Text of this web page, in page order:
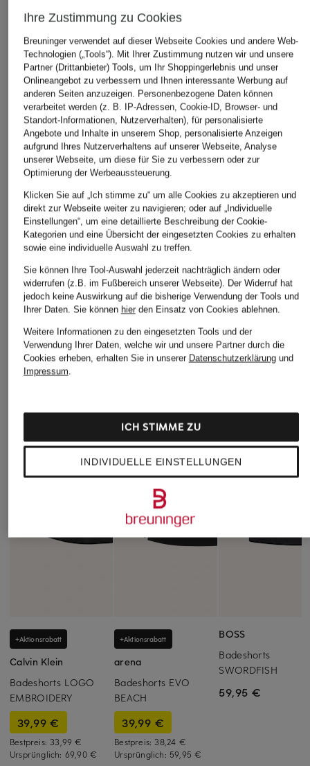
+Aktionsrabatt
BOSS
Badeshorts STARFISH
39,99 €
Bestpreis:33,99 €
Ursprünglich:49,95 €
+Aktionsrabatt
BOSS
Badeshorts TIO
59,99 €
Bestpreis:35,99 €
Ursprünglich:64,95 €
BOSS
Badeshorts
69,95 €
ÄHNLICHE ARTIKEL ENTDECKEN
+Aktionsrabatt
Calvin Klein
Badeshorts LOGO
EMBROIDERY
39,99 €
Bestpreis:33,99 €
Ursprünglich: 69,90 €
+Aktionsrabatt
arena
Badeshorts EVO
BEACH
39,99 €
Bestpreis:38,24 €
Ursprünglich: 59,95 €
BOSS
Badeshorts
SWORDFISH
59,95 €
Ihre Zustimmung zu Cookies
Breuninger verwendet auf dieser Webseite Cookies und andere Web-
Technologien („Tools“). Mit Ihrer Zustimmung nutzen wir und unsere
Partner (Drittanbieter) Tools, um Ihr Shoppingerlebnis und unser
Onlineangebot zu verbessern und Ihnen interessante Werbung auf
anderen Seiten anzuzeigen. Personenbezogene Daten können
verarbeitet werden (z. B. IP-Adressen, Cookie-ID, Browser- und
Standort-Informationen, Nutzerverhalten), für personalisierte
Angebote und Inhalte in unserem Shop, personalisierte Anzeigen
aufgrund Ihres Nutzerverhaltens auf unserer Webseite, Analyse
unserer Webseite, um diese für Sie zu verbessern oder zur
Optimierung der Werbeaussteuerung.
Klicken Sie auf „Ich stimme zu“ um alle Cookies zu akzeptieren und
direkt zur Webseite weiter zu navigieren; oder auf „Individuelle
Einstellungen“, um eine detaillierte Beschreibung der Cookie-
Kategorien und eine Übersicht der eingesetzten Cookies zu erhalten
sowie eine individuelle Auswahl zu treffen.
Sie können Ihre Tool-Auswahl jederzeit nachträglich ändern oder
widerrufen (z.B. im Fußbereich unserer Webseite). Der Widerruf hat
jedoch keine Auswirkung auf die bisherige Verwendung der Tools und
Ihrer Daten. Sie können hierden Einsatz von Cookies ablehnen.
Weitere Informationen zu den eingesetzten Tools und der
Verwendung Ihrer Daten, welche wir und unsere Partner durch die
Cookies erheben, erhalten Sie in unserer Datenschutzerklärungund
Impressum.
INDIVIDUELLE EINSTELLUNGEN
ICH STIMME ZU